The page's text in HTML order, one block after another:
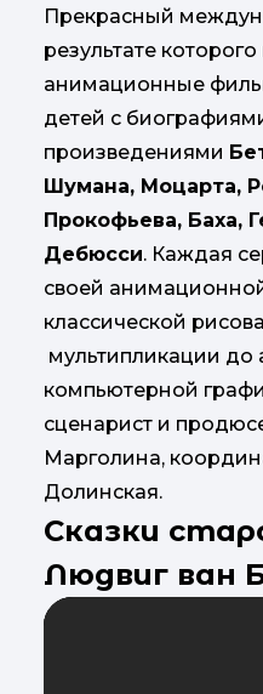
Прекрасный
результате
анимационные
детей с
произведениями
Шумана, Моцарта,
Прокофьева, Баха,
Дебюсси. Каждая
своей
классической
мультипликации до
компьютерной
сценарист и
Марголина,
Долинская.
Сказки
Людвиг ван